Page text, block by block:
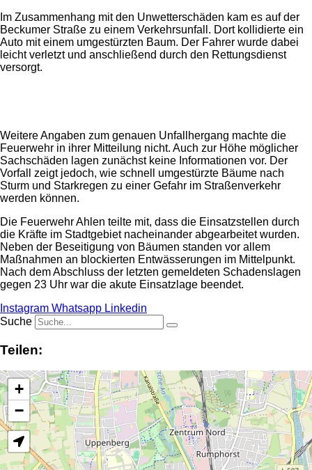
Im Zusammenhang mit den Unwetterschäden kam es auf der
Beckumer Straße zu einem Verkehrsunfall. Dort kollidierte ein
Auto mit einem umgestürzten Baum. Der Fahrer wurde dabei
leicht verletzt und anschließend durch den Rettungsdienst
versorgt.
Weitere Angaben zum genauen Unfallhergang machte die
Feuerwehr in ihrer Mitteilung nicht. Auch zur Höhe möglicher
Sachschäden lagen zunächst keine Informationen vor. Der
Vorfall zeigt jedoch, wie schnell umgestürzte Bäume nach
Sturm und Starkregen zu einer Gefahr im Straßenverkehr
werden können.
Die Feuerwehr Ahlen teilte mit, dass die Einsatzstellen durch
die Kräfte im Stadtgebiet nacheinander abgearbeitet wurden.
Neben der Beseitigung von Bäumen standen vor allem
Maßnahmen an blockierten Entwässerungen im Mittelpunkt.
Nach dem Abschluss der letzten gemeldeten Schadenslagen
gegen 23 Uhr war die akute Einsatzlage beendet.
Instagram Whatsapp Linkedin
Suche
Teilen:
+
−